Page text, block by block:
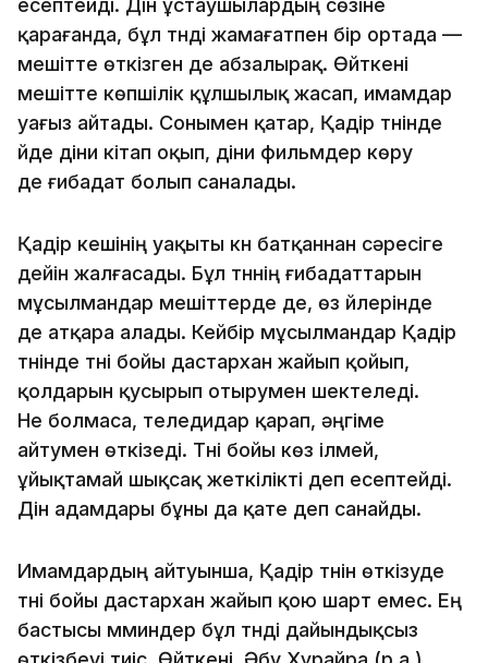
есептейді. Дін ұстаушылардың сөзіне
қарағанда, бұл түнді жамағатпен бір ортада —
мешітте өткізген де абзалырақ. Өйткені
мешітте көпшілік құлшылық жасап, имамдар
уағыз айтады. Сонымен қатар, Қадір түнінде
үйде діни кітап оқып, діни фильмдер көру
де ғибадат болып саналады.
Қадір кешінің уақыты күн батқаннан сәресіге
дейін жалғасады. Бұл түннің ғибадаттарын
мұсылмандар мешіттерде де, өз үйлерінде
де атқара алады. Кейбір мұсылмандар Қадір
түнінде түні бойы дастархан жайып қойып,
қолдарын қусырып отырумен шектеледі.
Не болмаса, теледидар қарап, әңгіме
айтумен өткізеді. Түні бойы көз ілмей,
ұйықтамай шықсақ жеткілікті деп есептейді.
Дін адамдары бұны да қате деп санайды.
Имамдардың айтуынша, Қадір түнін өткізуде
түні бойы дастархан жайып қою шарт емес. Ең
бастысы мүминдер бұл түнді дайындықсыз